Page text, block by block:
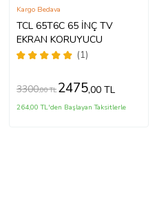
TCL 65T6C 65 İNÇ TV
EKRAN KORUYUCU
(1)
Kargo Bedava
3300,00 TL 2475,00 TL
264,00 TL'den Başlayan Taksitlerle